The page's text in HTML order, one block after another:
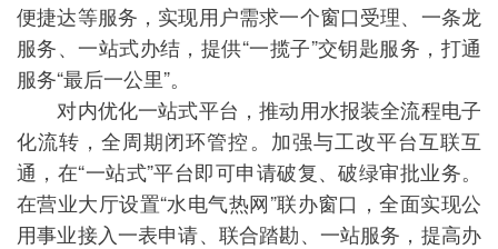
便捷达等服务，实现用户需求一个窗口受理、一条龙
服务、一站式办结，提供“一揽子”交钥匙服务，打通
服务“最后一公里”。
对内优化一站式平台，推动用水报装全流程电子
化流转，全周期闭环管控。加强与工改平台互联互
通，在“一站式”平台即可申请破复、破绿审批业务。
在营业大厅设置“水电气热网”联办窗口，全面实现公
用事业接入一表申请、联合踏勘、一站服务，提高办